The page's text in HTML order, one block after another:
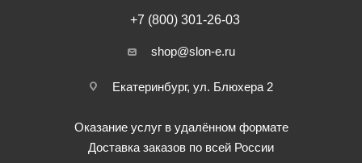
+7 (800) 301-26-03
shop@slon-e.ru
Екатеринбург, ул. Блюхера 2
Оказание услуг в удалённом формате
Доставка заказов по всей России